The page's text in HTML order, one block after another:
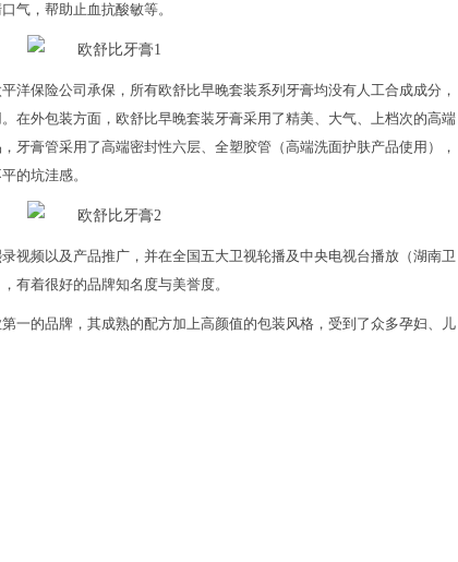
气，帮助止血抗酸敏等。
洋保险公司承保，所有欧舒比早晚套装系列牙膏均没有人工合成成分，
在外包装方面，欧舒比早晚套装牙膏采用了精美、大气、上档次的高端
牙膏管采用了高端密封性六层、全塑胶管（高端洗面护肤产品使用），
的坑洼感。
视频以及产品推广，并在全国五大卫视轮播及中央电视台播放（湖南卫
有着很好的品牌知名度与美誉度。
一的品牌，其成熟的配方加上高颜值的包装风格，受到了众多孕妇、儿